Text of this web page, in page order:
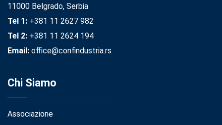
11000 Belgrado, Serbia
Tel 1: +381 11 2627 982
Tel 2: +381 11 2624 194
Email: office@confindustria.rs
Chi Siamo
Associazione